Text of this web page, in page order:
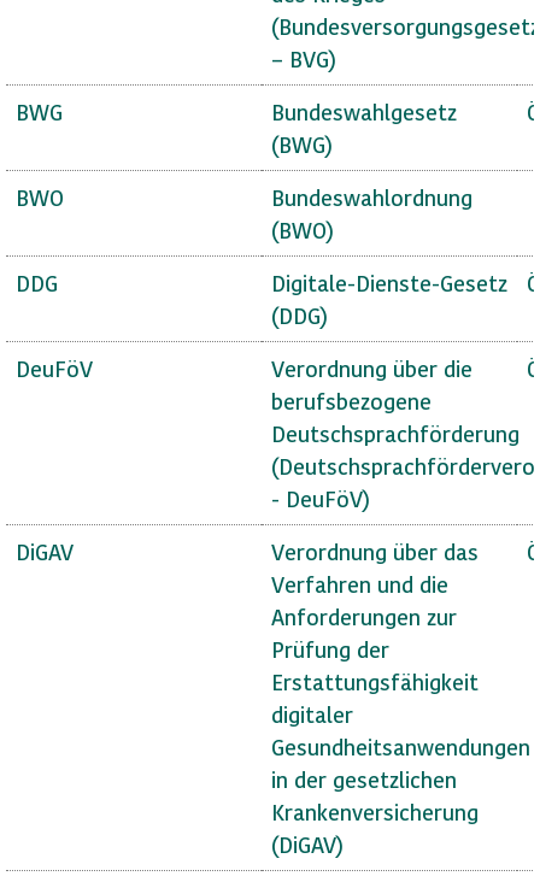
(Bundesversorgungsgesetz
– BVG)
BWG
Bundeswahlgesetz
(BWG)
BWO
Bundeswahlordnung
(BWO)
DDG
Digitale-Dienste-Gesetz
(DDG)
DeuFöV
Verordnung über die
berufsbezogene
Deutschsprachförderung
- DeuFöV)
DiGAV
Verordnung über das
Verfahren und die
Anforderungen zur
Prüfung der
Erstattungsfähigkeit
digitaler
Gesundheitsanwendungen
in der gesetzlichen
Krankenversicherung
(DiGAV)